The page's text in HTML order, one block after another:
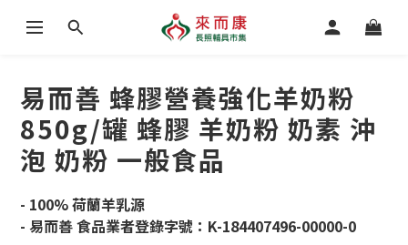
易而善 蜂膠營養強化羊奶粉
850g/罐 蜂膠 羊奶粉 奶素 沖
泡 奶粉 一般食品
- 100% 荷蘭羊乳源
- 易而善 食品業者登錄字號：K-184407496-00000-0